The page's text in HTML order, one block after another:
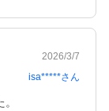
2026/3/7
isa*****さん